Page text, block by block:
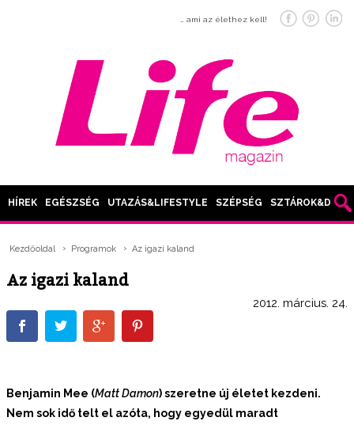
… ami az élethez kell!
HÍREK EGÉSZSÉG UTAZÁS&LIFESTYLE SZÉPSÉG SZTÁROK&DIVAT
Kezdőoldal Programok Az igazi kaland
Az igazi kaland
2012. március. 24.
Benjamin Mee (Matt Damon) szeretne új életet kezdeni.
Nem sok idő telt el azóta, hogy egyedül maradt